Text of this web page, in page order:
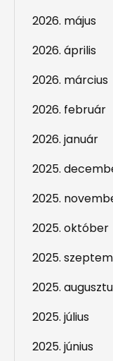
2026. május
2026. április
2026. március
2026. február
2026. január
2025.
2025.
2025. október
2025.
2025.
2025. július
2025. június